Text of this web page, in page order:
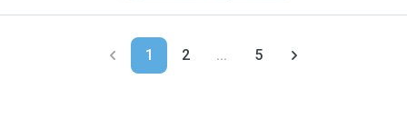
1 2 ... 5